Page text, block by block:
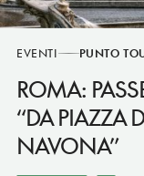
EVENTI PUNTO
ROMA:
“DA PIAZZA
NAVONA”